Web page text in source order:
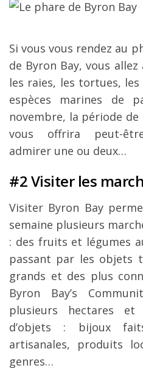
Si vous vous rendez au
de Byron Bay, vous
les raies, les tortues,
espèces marines de
novembre, la période
vous offrira peut-
admirer une ou deux…
#2 Visiter les
Visiter Byron Bay
semaine plusieurs
: des fruits et légumes
passant par les objets
grands et des plus
Byron Bay’s
plusieurs hectares
d’objets : bijoux
artisanales, produits
genres…